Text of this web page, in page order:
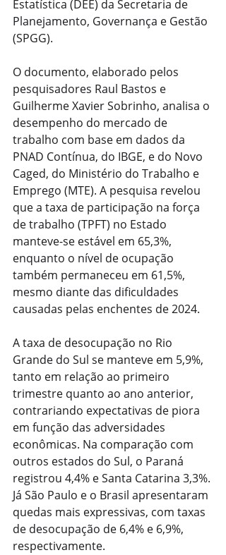
Estatística (DEE) da Secretaria de
Planejamento, Governança e Gestão
(SPGG).
O documento, elaborado pelos
pesquisadores Raul Bastos e
Guilherme Xavier Sobrinho, analisa o
desempenho do mercado de
trabalho com base em dados da
PNAD Contínua, do IBGE, e do Novo
Caged, do Ministério do Trabalho e
Emprego (MTE). A pesquisa revelou
que a taxa de participação na força
de trabalho (TPFT) no Estado
manteve-se estável em 65,3%,
enquanto o nível de ocupação
também permaneceu em 61,5%,
mesmo diante das dificuldades
causadas pelas enchentes de 2024.
A taxa de desocupação no Rio
Grande do Sul se manteve em 5,9%,
tanto em relação ao primeiro
trimestre quanto ao ano anterior,
contrariando expectativas de piora
em função das adversidades
econômicas. Na comparação com
outros estados do Sul, o Paraná
registrou 4,4% e Santa Catarina 3,3%.
Já São Paulo e o Brasil apresentaram
quedas mais expressivas, com taxas
de desocupação de 6,4% e 6,9%,
respectivamente.